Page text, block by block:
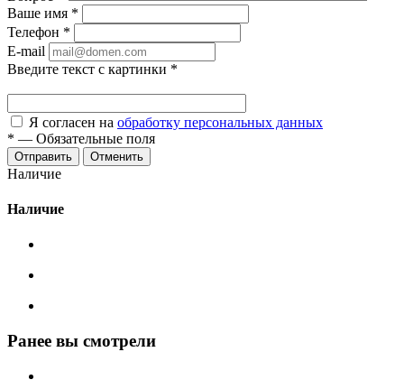
Ваше имя *
Телефон *
E-mail
Введите текст с картинки *
Я согласен на обработку персональных данных
* — Обязательные поля
Отменить
Наличие
Наличие
Ранее вы смотрели